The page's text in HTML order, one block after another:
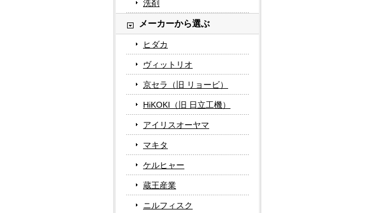
洗剤
メーカーから選ぶ
ヒダカ
ヴィットリオ
京セラ（旧 リョービ）
HiKOKI（旧 日立工機）
アイリスオーヤマ
マキタ
ケルヒャー
蔵王産業
ニルフィスク